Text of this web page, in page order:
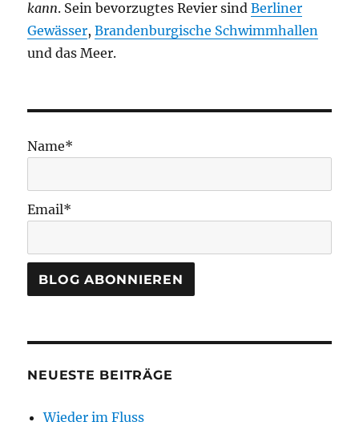
kann. Sein bevorzugtes Revier sindBerliner
Gewässer,Brandenburgische Schwimmhallen
und das Meer.
Name*
Email*
NEUESTE BEITRÄGE
Wieder im Fluss